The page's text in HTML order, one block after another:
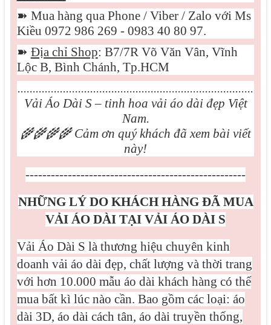
➽ Mua hàng qua Phone / Viber / Zalo với Ms
Kiều 0972 986 269 - 0983 40 80 97.
➽ Địa chỉ Shop: B7/7R Võ Văn Vân, Vĩnh
Lộc B, Bình Chánh, Tp.HCM
..............................................................................
Vải Áo Dài S – tinh hoa vải áo dài đẹp Việt
Nam.
🌾🌾🌾🌾Cảm ơn quý khách đã xem bài viết
này!
----------------------------------------------------
NHỮNG LÝ DO KHÁCH HÀNG ĐÃ MUA
VẢI ÁO DÀI TẠI VẢI ÁO DÀI S
Vải Áo Dài S là thương hiệu chuyên kinh
doanh vải áo dài đẹp, chất lượng và thời trang
với hơn 10.000 mẫu áo dài khách hàng có thể
mua bất kì lúc nào cần. Bao gồm các loại: áo
dài 3D, áo dài cách tân, áo dài truyền thống,